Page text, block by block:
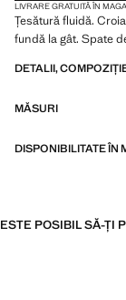
LIVRARE GRATUITĂ ÎN
Țesătură fluidă.
fundă la gât. Spate
DETALII,
MĂSURI
DISPONIBILITATE ÎN
ESTE POSIBIL SĂ-ȚI